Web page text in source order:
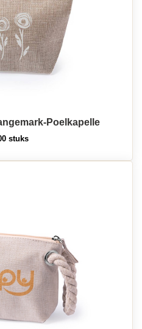
Poelkapelle
stuks